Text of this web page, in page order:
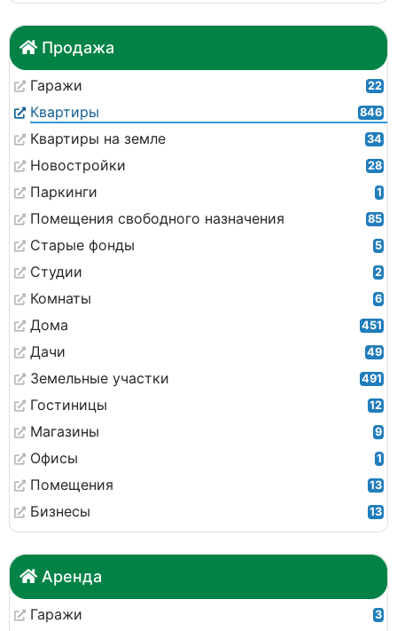
Продажа
Гаражи 22
Квартиры 846
Квартиры на земле 34
Новостройки 28
Паркинги 1
Помещения свободного назначения 85
Старые фонды 5
Студии 2
Комнаты 6
Дома 451
Дачи 49
Земельные участки 491
Гостиницы 12
Магазины 9
Офисы 1
Помещения 13
Бизнесы 13
Аренда
Гаражи 3